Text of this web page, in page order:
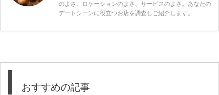
のよさ、ロケーションのよさ、サービスのよさ。あなたの
デートシーンに役立つお店を調査しご紹介します。
おすすめの記事